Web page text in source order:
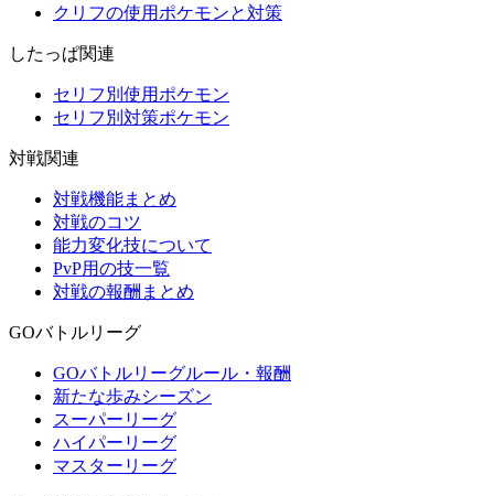
クリフの使用ポケモンと対策
したっぱ関連
セリフ別使用ポケモン
セリフ別対策ポケモン
対戦関連
対戦機能まとめ
対戦のコツ
能力変化技について
PvP用の技一覧
対戦の報酬まとめ
GOバトルリーグ
GOバトルリーグルール・報酬
新たな歩みシーズン
スーパーリーグ
ハイパーリーグ
マスターリーグ